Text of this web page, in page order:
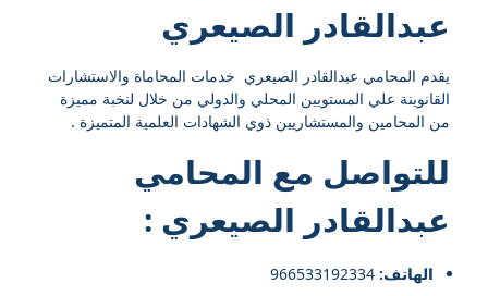
عبدالقادر الصيعري
يقدم المحامي عبدالقادر الصيعري خدمات المحاماة والاستشارات
القانوينة علي المستويين المحلي والدولي من خلال لنخبة مميزة
من المحامين والمستشاريين ذوي الشهادات العلمية المتميزة .
للتواصل مع المحامي
عبدالقادر الصيعري :
الهاتف: 966533192334⁩